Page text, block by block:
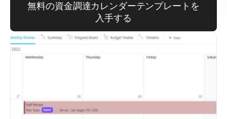
無料の資金調達カレンダーテンプレートを
入手する